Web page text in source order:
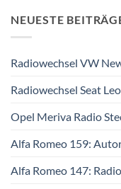
NEUESTE
Radiowechsel VW
Radiowechsel Seat
Opel Meriva Radio
Alfa Romeo 159:
Alfa Romeo 147: